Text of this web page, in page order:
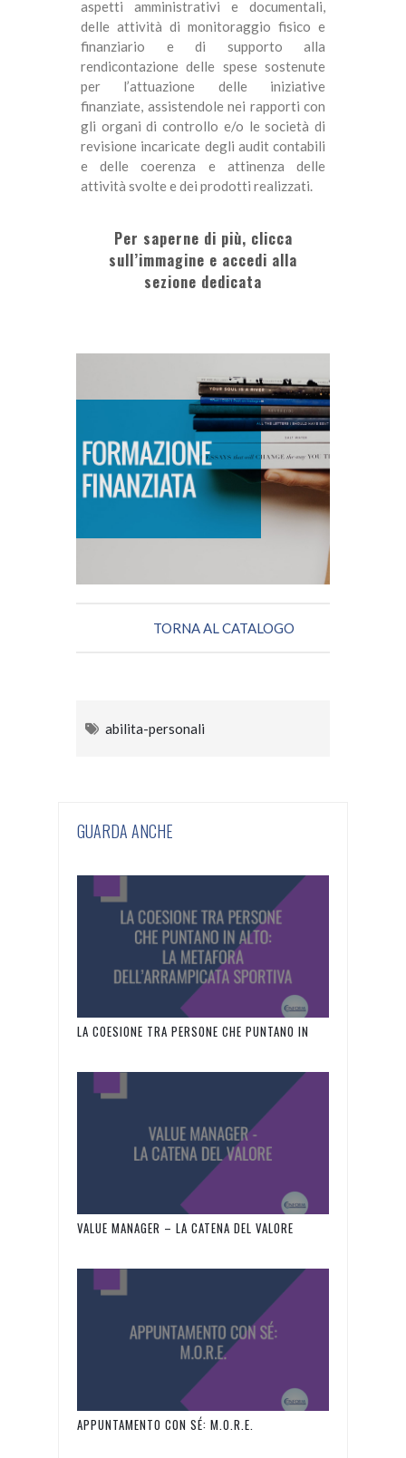
aspetti amministrativi e documentali,
delle attività di monitoraggio fisico e
finanziario e di supporto alla
rendicontazione delle spese sostenute
per l’attuazione delle iniziative
finanziate, assistendole nei rapporti con
gli organi di controllo e/o le società di
revisione incaricate degli audit contabili
e delle coerenza e attinenza delle
attività svolte e dei prodotti realizzati.
Per saperne di più, clicca
sull’immagine e accedi alla
sezione dedicata
FORMAZIONE FINANZIATA
SCOPRI DI PIÙ
TORNA AL CATALOGO
abilita-personali
GUARDA ANCHE
LA COESIONE TRA PERSONE CHE PUNTANO IN
VALUE MANAGER – LA CATENA DEL VALORE
APPUNTAMENTO CON SÉ: M.O.R.E.